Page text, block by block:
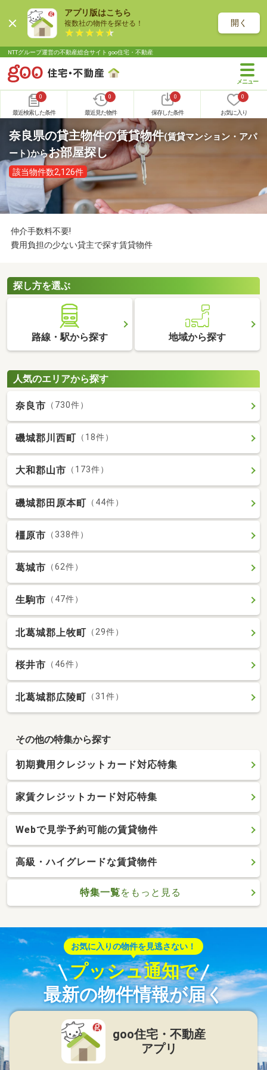
アプリ版はこちら
複数社の物件を探せる！ 開く
NTTグループ運営の不動産総合サイト goo住宅・不動産
0
最近検索した条件
0
最近見た物件
0
保存した条件
0
お気に入り
奈良県の貸主物件の賃貸物件(賃貸マンション・アパ
ート)からお部屋探し
該当物件数2,126件
仲介手数料不要!
費用負担の少ない貸主で探す賃貸物件
探し方を選ぶ
路線・駅から探す 地域から探す
人気のエリアから探す
奈良市 （730件）
磯城郡川西町 （18件）
大和郡山市 （173件）
磯城郡田原本町 （44件）
橿原市 （338件）
葛城市 （62件）
生駒市 （47件）
北葛城郡上牧町 （29件）
桜井市 （46件）
北葛城郡広陵町 （31件）
その他の特集から探す
初期費用クレジットカード対応特集
家賃クレジットカード対応特集
Webで見学予約可能の賃貸物件
高級・ハイグレードな賃貸物件
特集一覧をもっと見る
お気に入りの物件を見逃さない！
プッシュ通知で
最新の物件情報が届く
goo住宅・不動産
アプリ